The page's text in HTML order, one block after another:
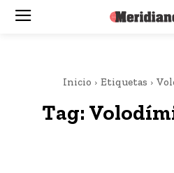
Inicio Etiquetas
Tag: